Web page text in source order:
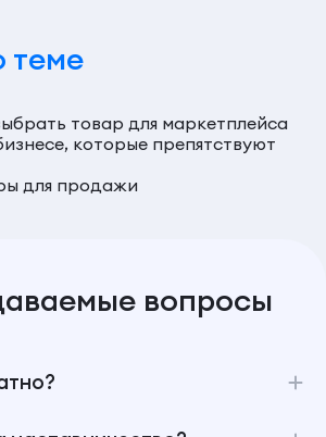
теме
товар для маркетплейса
которые препятствуют
для продажи
вопросы